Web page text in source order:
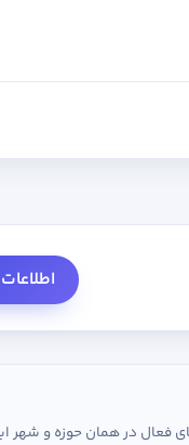
فعال در همان حوزه و